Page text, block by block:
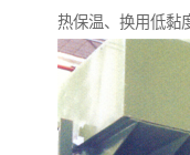
热保温、换用低黏